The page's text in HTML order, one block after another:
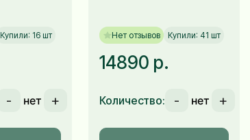
Купили: 16 шт
- +
Нет отзывов Купили: 41 шт
14890 р.
Количество: - +